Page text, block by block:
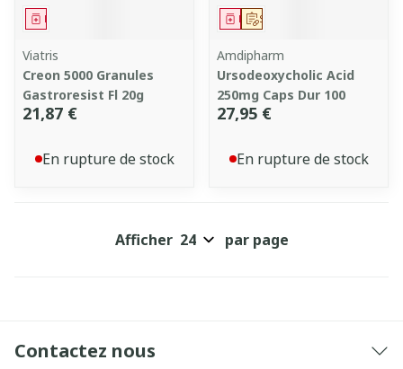
Médicament
Viatris
Creon 5000 Granules
Gastroresist Fl 20g
21,87 €
En rupture de stock
Sur prescription
Médicament
Amdipharm
Ursodeoxycholic Acid
250mg Caps Dur 100
27,95 €
En rupture de stock
Afficher par page
Contactez nous